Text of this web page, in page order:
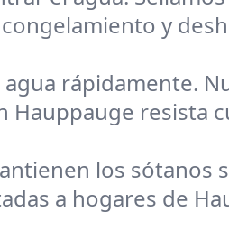
y
agua rápidamente.
Hauppauge resista
los sótanos
a hogares de